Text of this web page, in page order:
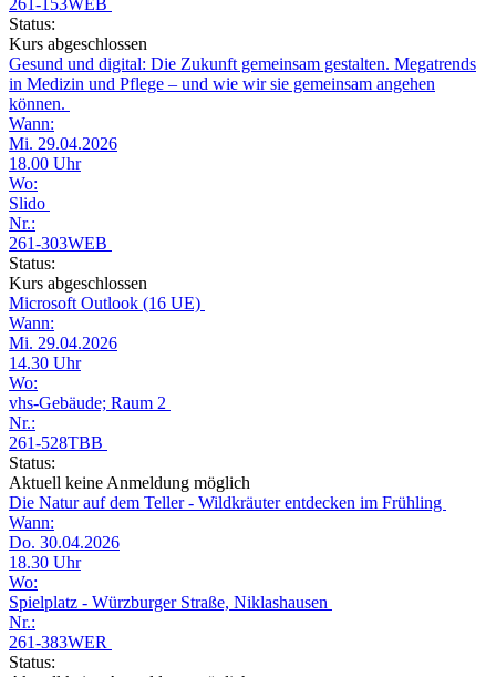
Status:
Kurs abgeschlossen
Gesund und digital: Die Zukunft gemeinsam gestalten. Megatrends
in Medizin und Pflege – und wie wir sie gemeinsam angehen
können.
Wann:
Mi. 29.04.2026
18.00 Uhr
Wo:
Slido
Nr.:
261-303WEB
Status:
Kurs abgeschlossen
Microsoft Outlook (16 UE)
Wann:
Mi. 29.04.2026
14.30 Uhr
Wo:
vhs-Gebäude; Raum 2
Nr.:
261-528TBB
Status:
Aktuell keine Anmeldung möglich
Die Natur auf dem Teller - Wildkräuter entdecken im Frühling
Wann:
Do. 30.04.2026
18.30 Uhr
Wo:
Spielplatz - Würzburger Straße, Niklashausen
Nr.:
261-383WER
Status: